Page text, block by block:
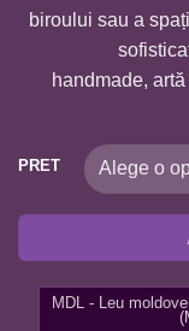
biroului sau a
handmade,
PRET
MDL - Leu